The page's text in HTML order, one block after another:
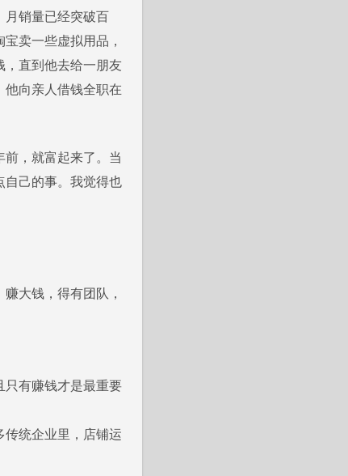
月销量已经突破百
卖一些虚拟用品，
，直到他去给一朋友
他向亲人借钱全职在
，就富起来了。当
自己的事。我觉得也
大钱，得有团队，
只有赚钱才是最重要
传统企业里，店铺运